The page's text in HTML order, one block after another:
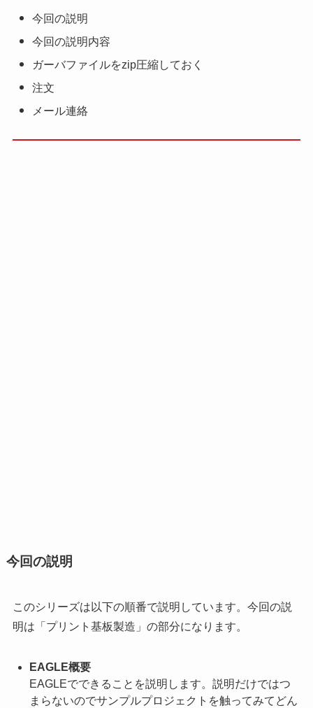
今回の説明
今回の説明内容
ガーバファイルをzip圧縮しておく
注文
メール連絡
今回の説明
このシリーズは以下の順番で説明しています。今回の説
明は「プリント基板製造」の部分になります。
EAGLE概要
EAGLEでできることを説明します。説明だけではつ
まらないのでサンプルプロジェクトを触ってみてどん